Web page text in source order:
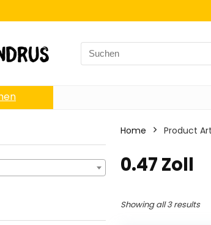
Search
for:
Home Product
‎0.47 Zoll
Showing all 3 results